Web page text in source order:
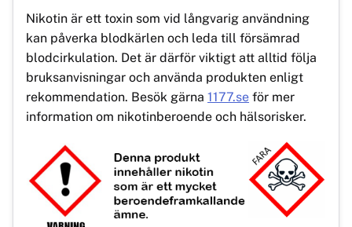
Nikotin är ett toxin som vid långvarig användning
kan påverka blodkärlen och leda till försämrad
blodcirkulation. Det är därför viktigt att alltid följa
bruksanvisningar och använda produkten enligt
rekommendation. Besök gärna 1177.se för mer
information om nikotinberoende och hälsorisker.